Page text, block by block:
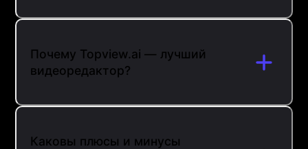
Почему Topview.ai — лучший
видеоредактор?
Каковы плюсы и минусы